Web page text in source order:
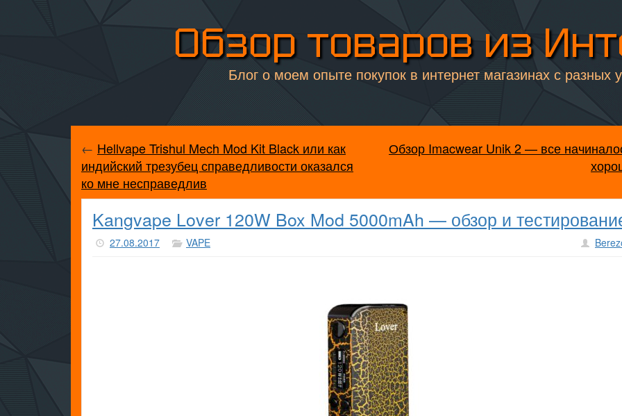
Обзор товаров из
Блог о моем опыте покупок в интернет магазинах с разных
← Hellvape Trishul Mech Mod Kit Black или как
индийский трезубец справедливости оказался
ко мне несправедлив
Обзор Imacwear Unik 2 — все
Kangvape Lover 120W Box Mod 5000mAh — обзор и
27.08.2017 VAPE